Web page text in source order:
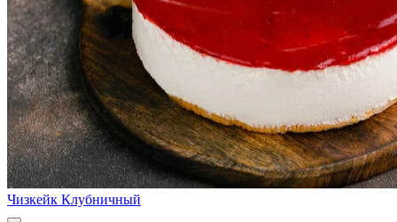
Чизкейк Клубничный